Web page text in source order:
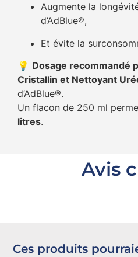
Augmente la
d’AdBlue®,
Et évite la
💡 Dosage recommandé
Cristallin et Nettoyant
d’AdBlue®.
Un flacon de 250 ml
litres.
Avis
Ces produits